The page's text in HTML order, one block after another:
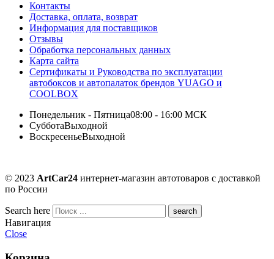
Контакты
Доставка, оплата, возврат
Информация для поставщиков
Отзывы
Обработка персональных данных
Карта сайта
Сертификаты и Руководства по эксплуатации
автобоксов и автопалаток брендов YUAGO и
COOLBOX
Понедельник - Пятница08:00 - 16:00 МСК
СубботаВыходной
ВоскресеньеВыходной
© 2023 ArtCar24 интернет-магазин автотоваров с доставкой
по России
Search here
Навигация
Close